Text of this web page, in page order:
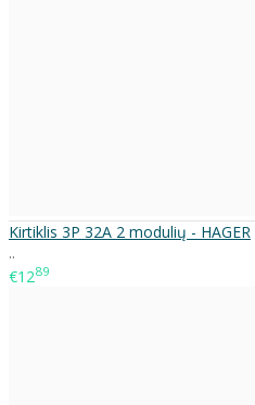
Kirtiklis 3P 32A 2 modulių - HAGER
..
€1289